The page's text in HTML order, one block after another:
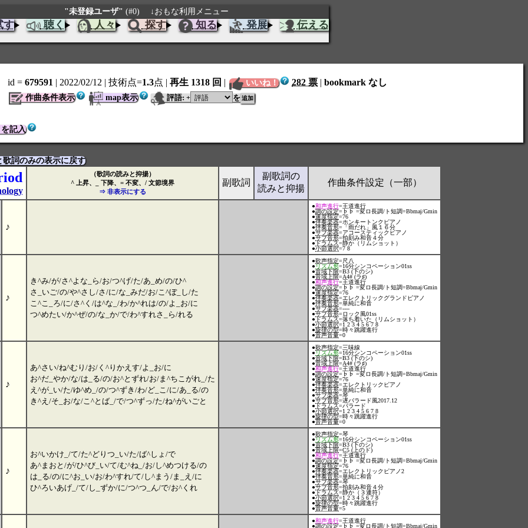
"未登録ユーザ" (#0) ↓おもな利用メニュー
聴く 人々 探す 知る 発展 伝える
id = 679591 | 2022/02/12 | 技術点=1.3点 | 再生 1318 回 | いいね！ 282 票 | bookmark なし
作曲条件表示 map表示 評語: + を
記入
歌詞のみの表示に戻す
（歌詞の読みと抑揚）
^ 上昇、_ 下降、= 不変、/ 文節境界
⇒ 非表示にする
副歌詞
副歌詞の
読みと抑揚
作曲条件設定（一部）
♪
●和声進行=王道進行
●調の設定=♭♭ =変ロ長調/ト短調=Bbmaj/Gmin
●速度指定=76
●伴奏楽器=ホンキートンクピアノ
●伴奏音形=「雨だれ」風１６分
●サブ楽器=アコースティックピアノ
●サブ音形=拍刻み和音４分
●ドラムス=静か（リムショット）
●小節選択=7 8
♪
き^み/が/さ^よな_ら/お/つ^げ/た/あ_め/の/ひ^
さ_いご/の/や^さし/さ/に/な_みだ/お/こ^ぼ_し/た
こ^こ_ろ/に/さ^く/は^な_/わ/か^れは/の/よ_お/に
つ^めたい/か^ぜ/の/な_か/で/わ^すれさ_ら/れる
●歌声指定=尺八
●リズム形=16分シンコペーション01ss
●音域下限=B3 (下のシ)
●音域上限=A4# (ラ♯)
●和声進行=王道進行
●調の設定=♭♭ =変ロ長調/ト短調=Bbmaj/Gmin
●速度指定=76
●伴奏楽器=エレクトリックグランドピアノ
●伴奏音形=単純に和音
●サブ楽器=----
●サブ音形=ロック風01ss
●ドラムス=落ち着いた（リムショット）
●小節選択=1 2 3 4 5 6 7 8
●旋律の型=時々跳躍進行
●音声音量=0
♪
あ^さい/ね^むり/お/く^りかえす/よ_お/に
お^だ_やか/な/は_る/の/お^とずれ/お/ま^ちこがれ_/た
え^が_い/た/ゆ^め_/の/つ^ずき/わ/ど_こ/に/あ_る/の
き^え/そ_お/な/こ^とば_/で/つ^ずっ/た/ね^がいごと
●歌声指定=三味線
●リズム形=16分シンコペーション01ss
●音域下限=B3 (下のシ)
●音域上限=A4# (ラ♯)
●和声進行=王道進行
●調の設定=♭♭ =変ロ長調/ト短調=Bbmaj/Gmin
●速度指定=76
●伴奏楽器=エレクトリックピアノ
●伴奏音形=単純に和音
●サブ楽器=琴
●サブ音形=遅バラード風2017.12
●ドラムス=バラード
●小節選択=1 2 3 4 5 6 7 8
●旋律の型=時々跳躍進行
●音声音量=0
♪
お^いかけ_/て/た^どりつ_い/た/ば^しょ/で
あ^まおと/が/ひ^び_い/て/む^ね_/お/し^めつける/の
は_る/の/に^お_い/お/わ^すれ/て/し^まう/ま_え/に
ひ^ろいあげ_/て/し_ずか/に/つ^つ_ん/で/お^くれ
●歌声指定=琴
●リズム形=16分シンコペーション01ss
●音域下限=B3 (下のシ)
●音域上限=C5 (上のド)
●和声進行=王道進行
●調の設定=♭♭ =変ロ長調/ト短調=Bbmaj/Gmin
●速度指定=76
●伴奏楽器=エレクトリックピアノ2
●伴奏音形=単純に和音
●サブ楽器=琴
●サブ音形=拍刻み和音４分
●ドラムス=静か（３連符）
●小節選択=1 2 3 4 5 6 7 8
●旋律の型=時々跳躍進行
●音声音量=5
●和声進行=王道進行
●調の設定=♭♭ =変ロ長調/ト短調=Bbmaj/Gmin